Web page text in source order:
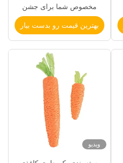
مخصوص شما برای جشن
کریسمس
بهترین قیمت رو بدست بیار
ویدیو